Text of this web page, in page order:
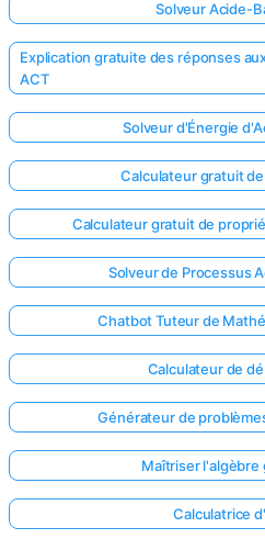
Solveur Acide-
Explication gratuite des réponses
ACT
Solveur d'Énergie
Calculateur gratuit
Calculateur gratuit de
Solveur de Processus
Chatbot Tuteur de
Calculateur de
Générateur de
Maîtriser
Calculatrice